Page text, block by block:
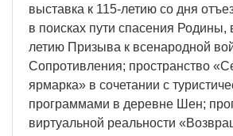
выставка к 115-летию со дня
в поисках пути спасения Родины,
летию Призыва к всенародной
Сопротивления; пространство
ярмарка» в сочетании с
программами в деревне Шен;
виртуальной реальности